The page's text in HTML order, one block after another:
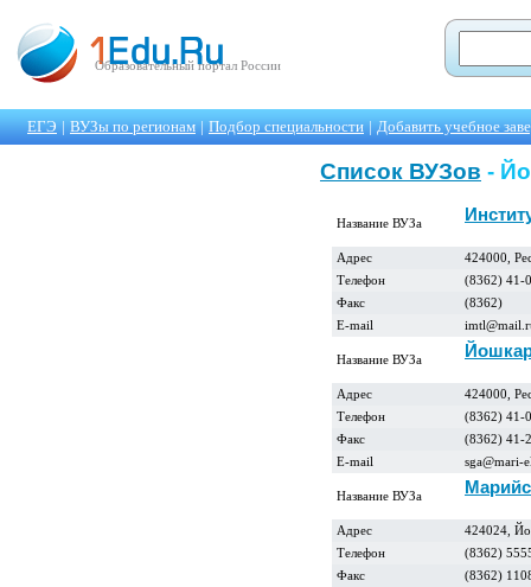
Образовательный портал России
ЕГЭ | ВУЗы по регионам | Подбор специальности | Добавить учебное
Список ВУЗов -
Название ВУЗа
Адрес
424000,
Телефон
(8362) 41-
Факс
(8362)
E-mail
Название ВУЗа
Адрес
424000,
Телефон
(8362) 41-
Факс
(8362) 41-
E-mail
sga@mari-
Название ВУЗа
Адрес
424024,
Телефон
(8362)
Факс
(8362)